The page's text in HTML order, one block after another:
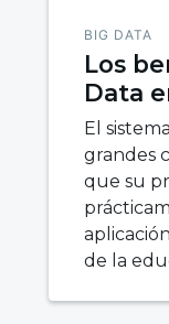
BIG DATA
Los
Data
El
grandes
que su
de la